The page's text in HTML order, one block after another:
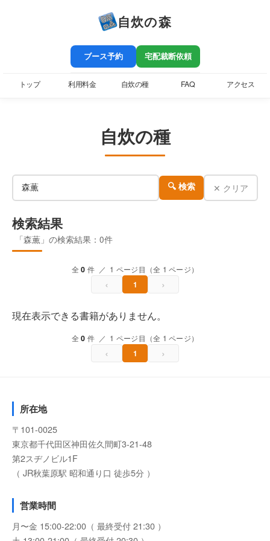
自炊の森
ブース予約 宅配裁断依頼
トップ 利用料金 自炊の種 FAQ アクセス
自炊の種
🔍 検索 ✕ クリア
検索結果
「森薫」の検索結果：0件
全0 件 ／ 1 ページ目（全 1 ページ）
‹ 1 ›
現在表示できる書籍がありません。
全0 件 ／ 1 ページ目（全 1 ページ）
‹ 1 ›
所在地
〒101-0025
東京都千代田区神田佐久間町3-21-48
第2スヂノビル1F
（ JR秋葉原駅 昭和通り口 徒歩5分 ）
営業時間
月〜金 15:00-22:00（ 最終受付 21:30 ）